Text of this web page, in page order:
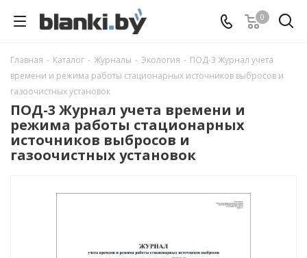
0
Главная - Каталог - Журналы - Экология - ПОД-3 Журнал учета
времени и режима работы стационарных источников выбросов и
газоочистных установок
ПОД-3 Журнал учета времени и
режима работы стационарных
источников выбросов и
газоочистных установок